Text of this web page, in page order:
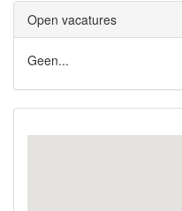
Open vacatures
Geen...